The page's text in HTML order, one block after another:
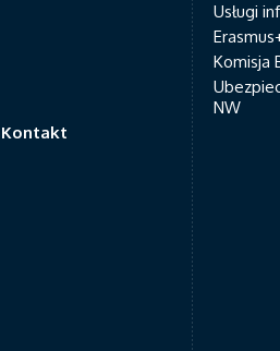
Usługi
Komisja
NW
Kontakt